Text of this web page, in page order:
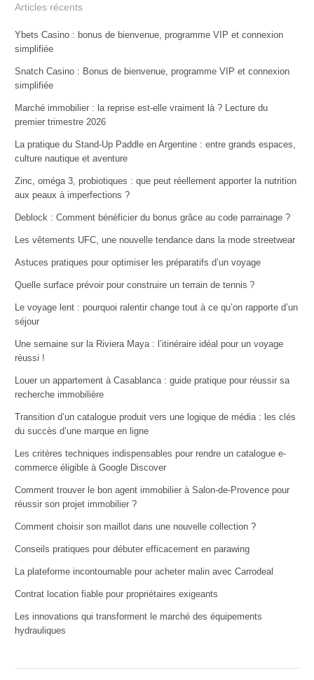
Articles récents
Ybets Casino : bonus de bienvenue, programme VIP et connexion
simplifiée
Snatch Casino : Bonus de bienvenue, programme VIP et connexion
simplifiée
Marché immobilier : la reprise est-elle vraiment là ? Lecture du
premier trimestre 2026
La pratique du Stand-Up Paddle en Argentine : entre grands espaces,
culture nautique et aventure
Zinc, oméga 3, probiotiques : que peut réellement apporter la nutrition
aux peaux à imperfections ?
Deblock : Comment bénéficier du bonus grâce au code parrainage ?
Les vêtements UFC, une nouvelle tendance dans la mode streetwear
Astuces pratiques pour optimiser les préparatifs d’un voyage
Quelle surface prévoir pour construire un terrain de tennis ?
Le voyage lent : pourquoi ralentir change tout à ce qu’on rapporte d’un
séjour
Une semaine sur la Riviera Maya : l’itinéraire idéal pour un voyage
réussi !
Louer un appartement à Casablanca : guide pratique pour réussir sa
recherche immobilière
Transition d’un catalogue produit vers une logique de média : les clés
du succès d’une marque en ligne
Les critères techniques indispensables pour rendre un catalogue e-
commerce éligible à Google Discover
Comment trouver le bon agent immobilier à Salon-de-Provence pour
réussir son projet immobilier ?
Comment choisir son maillot dans une nouvelle collection ?
Conseils pratiques pour débuter efficacement en parawing
La plateforme incontournable pour acheter malin avec Carrodeal
Contrat location fiable pour propriétaires exigeants
Les innovations qui transforment le marché des équipements
hydrauliques